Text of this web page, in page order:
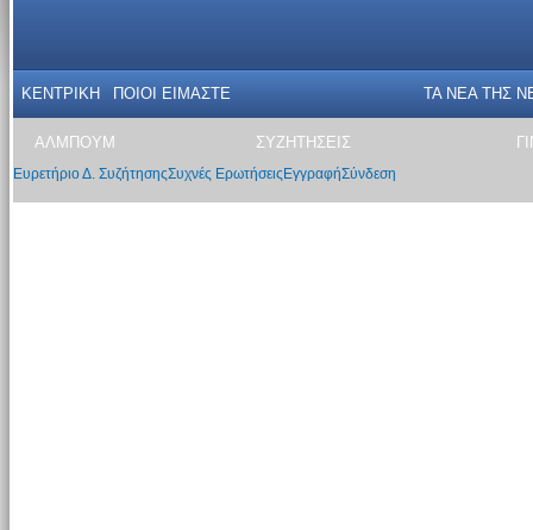
ΚΕΝΤΡΙΚΗ ΠΟΙΟΙ ΕΙΜΑΣΤΕ ΤΑ ΝΕΑ THΣ
ΑΛΜΠΟΥΜ ΣΥΖΗΤΗΣΕΙΣ
Ευρετήριο Δ. ΣυζήτησηςΣυχνές Ερωτήσεις ΕγγραφήΣύνδεση